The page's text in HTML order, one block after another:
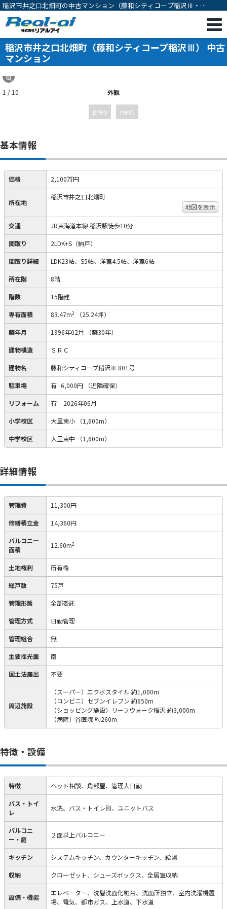
稲沢市井之口北畑町の中古マンション（藤和シティコープ稲沢Ⅲ・
2SLDK・稲沢駅徒歩10分）[12653]
稲沢市井之口北畑町（藤和シティコープ稲沢Ⅲ） 中古
マンション
外観
1 / 10
prev next
基本情報
価格 2,100万円
所在地
稲沢市井之口北畑町
地図を表示
交通 JR東海道本線 稲沢駅徒歩10分
間取り 2LDK+S（納戸）
間取り詳細 LDK23帖、S5帖、洋室4.5帖、洋室6帖
所在階 8階
階数 15階建
専有面積 83.47m2 （25.24坪）
築年月 1996年02月 （築30年）
建物構造 ＳＲＣ
建物名 藤和シティコープ稲沢Ⅲ 801号
駐車場 有 6,000円 （近隣確保）
リフォーム 有 2026年06月
小学校区 大里東小 （1,600m）
中学校区 大里東中 （1,600m）
詳細情報
管理費 11,300円
修繕積立金 14,360円
バルコニー
面積
12.60m2
土地権利 所有権
総戸数 75戸
管理形態 全部委託
管理方式 日勤管理
管理組合 無
主要採光面 南
国土法届出 不要
周辺施設
（スーパー）エクボスタイル 約1,000m
（コンビニ）セブンイレブン 約650m
（ショッピング施設）リーフウォーク稲沢 約3,000m
（病院）谷医院 約260m
特徴・設備
特徴 ペット相談、角部屋、管理人日勤
バス・トイ
レ
水洗、バス・トイレ別、ユニットバス
バルコニ
ー・庭
２面以上バルコニー
キッチン システムキッチン、カウンターキッチン、給湯
収納 クローゼット、シューズボックス、全居室収納
設備・機能
エレベーター、洗髪洗面化粧台、洗面所独立、室内洗濯機置
場、電気、都市ガス、上水道、下水道